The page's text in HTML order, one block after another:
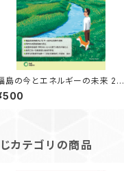
島の今とエネルギーの未来 20
カテゴリの商品